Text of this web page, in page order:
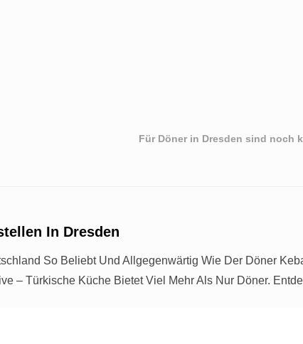
Für Döner in Dresden sind noch
In Dresden
So Beliebt Und Allgegenwärtig Wie Der Döner
– Türkische Küche Bietet Viel Mehr Als Nur Döner.